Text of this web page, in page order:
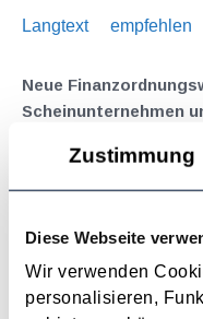
Zustimmung
Diese Webseite
Wir verwenden
personalisieren,
Langtext
empfehlen
Neue
Scheinunternehmen
April 2025
Die Finanz bekommt
vorgehen zu können.
schnelle und wirksame
schwer möglich waren.